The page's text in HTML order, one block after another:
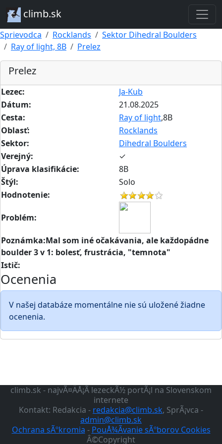
climb.sk
Sprievodca Rocklands
Sektor Dihedral Boulders
Ray of light, 8B
Prelez
Prelez
Lezec:
Ja-Kub
Dátum:
21.08.2025
Cesta:
Ray of light,8B
Oblasť:
Rocklands
Sektor:
Dihedral Boulders
Verejný:
✓
Úprava klasifikácie:
8B
Štýl:
Solo
Hodnotenie:
Problém:
Poznámka:Mal som iné očakávania, ale každopádne
boulder 3 v 1: bolesť, frustrácia, "temnota"
Istič:
Ocenenia
V našej databáze momentálne nie sú uložené žiadne
ocenenia.
climb.sk - najvÃ¤ÄÅ¡Ã­ lezeckÃ½ portÃ¡l na Slovenskom
internete
Kontakt: Redakcia - redakcia@climb.sk, SprÃ¡vca -
admin@climb.sk
Ochrana sÃºkromia - PouÅ¾Ã­vanie sÃºborov Cookies
Â©Copyright